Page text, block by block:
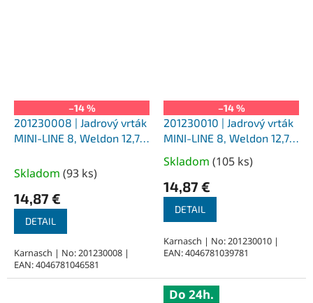
–14 %
201230008 | Jadrový vrták
MINI-LINE 8, Weldon 12,7,
Skladom (93 ks)
14,87 €
DETAIL
Karnasch | No: 201230008 |
EAN: 4046781046581
–14 %
201230010 | Jadrový vrták
MINI-LINE 8, Weldon 12,7,
Priemerné
hodnotenie
produktu
5,0
z
5
Skladom (105 ks)
14,87 €
DETAIL
Karnasch | No: 201230010 |
EAN: 4046781039781
Do 24h.